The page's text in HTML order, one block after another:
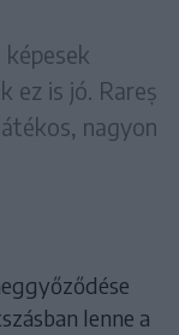
ez is jó. Rareș
nagyon
lenne a